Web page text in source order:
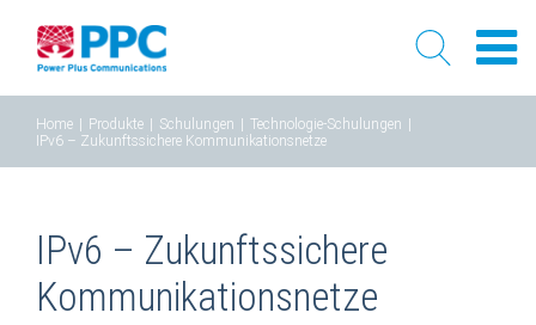
content
Home Produkte Schulungen Technologie-Schulungen
IPv6 – Zukunftssichere Kommunikationsnetze
IPv6 – Zukunftssichere
Kommunikationsnetze